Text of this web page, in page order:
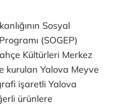
Sosyal
(SOGEP)
Kültürleri Merkez
kurulan Yalova Meyve
işaretli Yalova
ürünlere